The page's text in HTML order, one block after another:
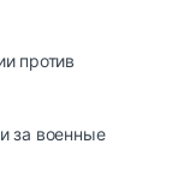
против
за военные